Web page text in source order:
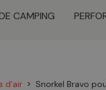
CAMPING
d'air chevron_right Snorkel Bravo